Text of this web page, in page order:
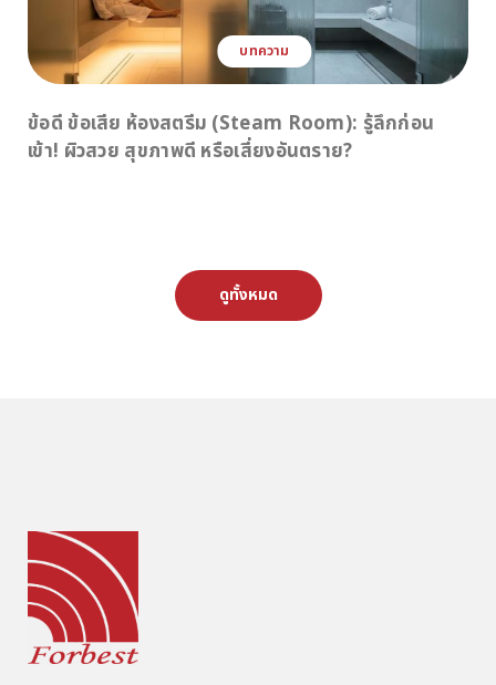
บทความ
ข้อดี ข้อเสีย ห้องสตรีม (Steam Room): รู้ลึกก่อน
เข้า! ผิวสวย สุขภาพดี หรือเสี่ยงอันตราย?
ดูทั้งหมด